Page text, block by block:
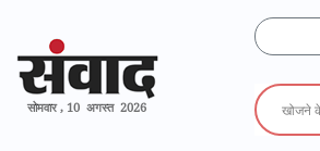
सोमवार , 10 अगस्त 2026